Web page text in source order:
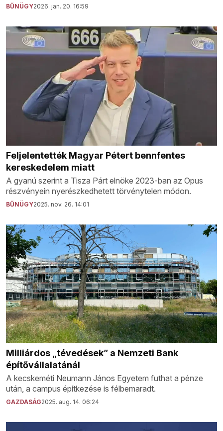
BŰNÜGY2026. jan. 20. 16:59
Feljelentették Magyar Pétert bennfentes
kereskedelem miatt
A gyanú szerint a Tisza Párt elnöke 2023-ban az Opus
részvényein nyerészkedhetett törvénytelen módon.
BŰNÜGY2025. nov. 26. 14:01
Milliárdos „tévedések” a Nemzeti Bank
építővállalatánál
A kecskeméti Neumann János Egyetem futhat a pénze
után, a campus építkezése is félbemaradt.
GAZDASÁG2025. aug. 14. 06:24